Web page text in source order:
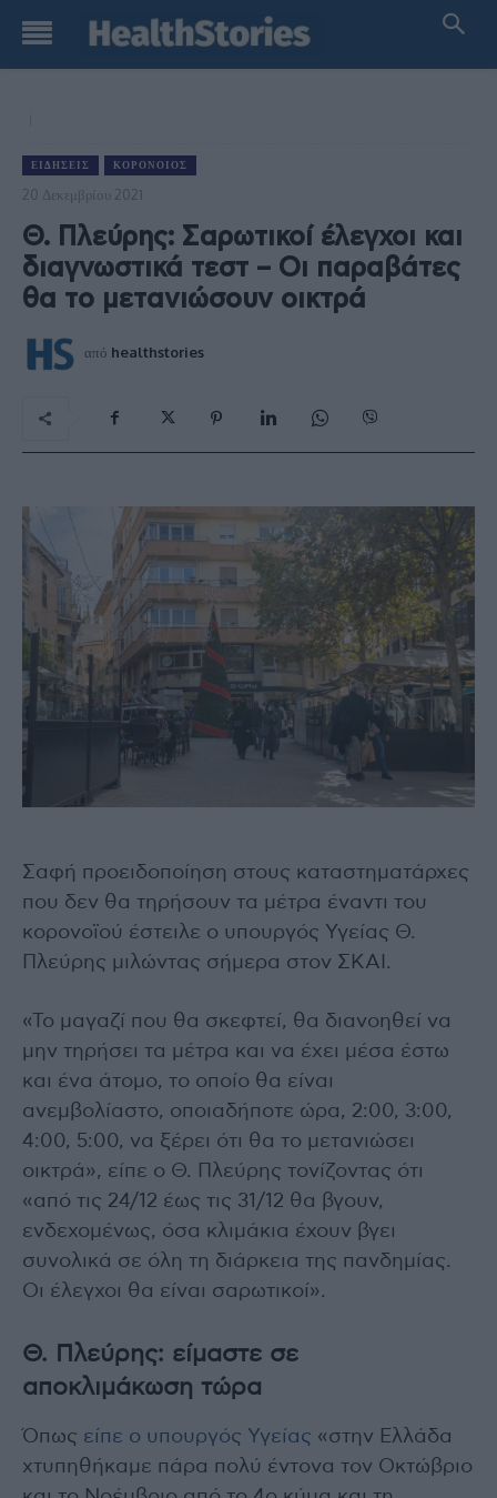
ΕΙΔΉΣΕΙΣ ΚΟΡΟΝΟΙΌΣ
20 Δεκεμβρίου 2021
Θ. Πλεύρης: Σαρωτικοί έλεγχοι και
διαγνωστικά τεστ – Οι παραβάτες
θα το μετανιώσουν οικτρά
από healthstories
Σαφή προειδοποίηση στους καταστηματάρχες
που δεν θα τηρήσουν τα μέτρα έναντι του
κορονοϊού έστειλε ο υπουργός Υγείας Θ.
Πλεύρης μιλώντας σήμερα στον ΣΚΑΙ.
«Το μαγαζί που θα σκεφτεί, θα διανοηθεί να
μην τηρήσει τα μέτρα και να έχει μέσα έστω
και ένα άτομο, το οποίο θα είναι
ανεμβολίαστο, οποιαδήποτε ώρα, 2:00, 3:00,
4:00, 5:00, να ξέρει ότι θα το μετανιώσει
οικτρά», είπε ο Θ. Πλεύρης τονίζοντας ότι
«από τις 24/12 έως τις 31/12 θα βγουν,
ενδεχομένως, όσα κλιμάκια έχουν βγει
συνολικά σε όλη τη διάρκεια της πανδημίας.
Οι έλεγχοι θα είναι σαρωτικοί».
Θ. Πλεύρης: είμαστε σε
αποκλιμάκωση τώρα
Όπως είπε ο υπουργός Υγείας «στην Ελλάδα
χτυπηθήκαμε πάρα πολύ έντονα τον Οκτώβριο